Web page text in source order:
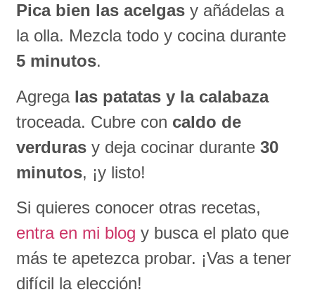
Pica bien las acelgas y añádelas a
la olla. Mezcla todo y cocina durante
5 minutos.
Agrega las patatas y la calabaza
troceada. Cubre con caldo de
verduras y deja cocinar durante30
minutos, ¡y listo!
Si quieres conocer otras recetas,
entra en mi blog y busca el plato que
más te apetezca probar. ¡Vas a tener
difícil la elección!